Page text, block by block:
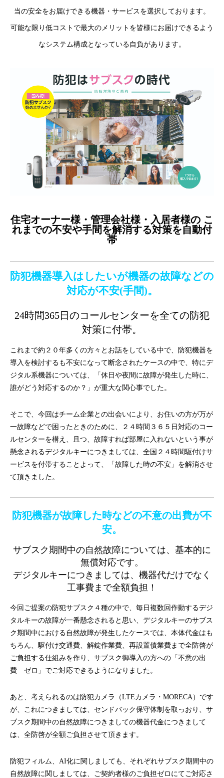
当の安全をお届けできる機器・サービスを選択しております。
可能な限り低コストで最大のメリットを皆様にお届けできるよう
なシステム構成となっている自負があります。
住宅オーナー様・管理会社様・入居者様の こ
れまでの不安や手間を解消する対策を自動付
帯
防犯機器導入はしたいが機器の故障などの
対応が不安(手間)。
24時間365日のコールセンターを全ての防犯
対策に付帯。
これまで約２０年多くの方々とお話をしている中で、防犯機器を
導入を検討するも不安になって断念されたケースの中で、特にデ
ジタル系機器については、「休日や夜間に故障が発生した時に、
誰がどう対応するのか？」が重大な関心事でした。
そこで、今回はチーム企業との出会いにより、お住いの方が万が
一故障などで困ったときのために、２４時間３６５日対応のコー
ルセンターを構え、且つ、故障すれば部屋に入れないという事が
懸念されるデジタルキーにつきましては、全国２４時間駆付けサ
ービスを付帯することよって、「故障した時の不安」を解消させ
て頂きました。
防犯機器が故障した時などの不意の出費が不
安。
サブスク期間中の自然故障については、基本的に
無償対応です。
デジタルキーにつきましては、機器代だけでなく
工事費まで全額負担！
今回ご提案の防犯サブスク４種の中で、毎日複数回作動するデジ
タルキーの故障が一番懸念されると思い、デジタルキーのサブス
ク期間中における自然故障が発生したケースでは、本体代金はも
ちろん、駆付け交通費、解錠作業費、再設置債業費まで全防啓が
ご負担する仕組みを作り、サブスク御導入の方への「不意の出
費 ゼロ」でご対応できるようになりました。
あと、考えられるのは防犯カメラ（LTEカメラ・MORECA）です
が、これにつきましては、センドバック保守体制を取っおり、サ
ブスク期間中の自然故障につきましての機器代金につきまして
は、全防啓が全額ご負担させて頂きます。
防犯フィルム、AI化に関しましても、それぞれサブスク期間中の
自然故障に関しましては、ご契約者様のご負担ゼロにてご対応さ